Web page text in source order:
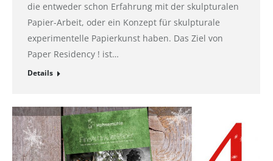
die entweder schon Erfahrung mit der skulpturalen
Papier-Arbeit, oder ein Konzept für skulpturale
experimentelle Papierkunst haben. Das Ziel von
Paper Residency ! ist…
Details